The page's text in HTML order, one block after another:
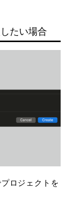
たい場合
ロジェクトを